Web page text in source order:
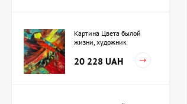
Картина Цвета былой
жизни, художник
20 228 UAH